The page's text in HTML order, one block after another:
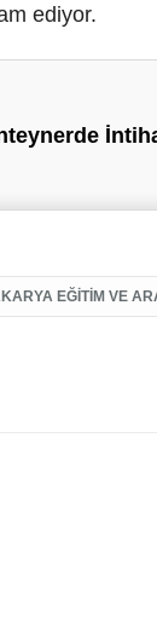
ediyor.
EĞITIM VE